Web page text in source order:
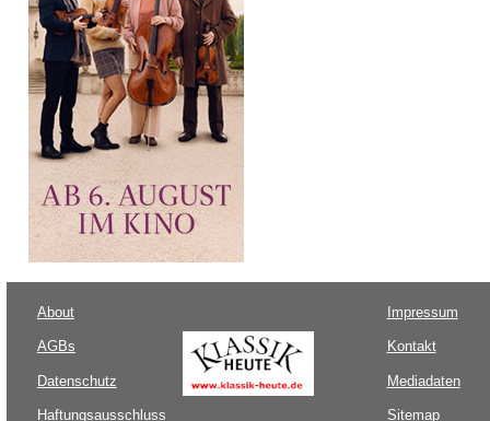
About
AGBs
Datenschutz
Haftungsausschluss
Impressum
Kontakt
Mediadaten
Sitemap